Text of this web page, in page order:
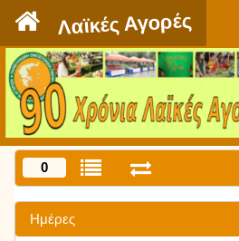
Λαϊκές Αγορές
0
Ημέρες